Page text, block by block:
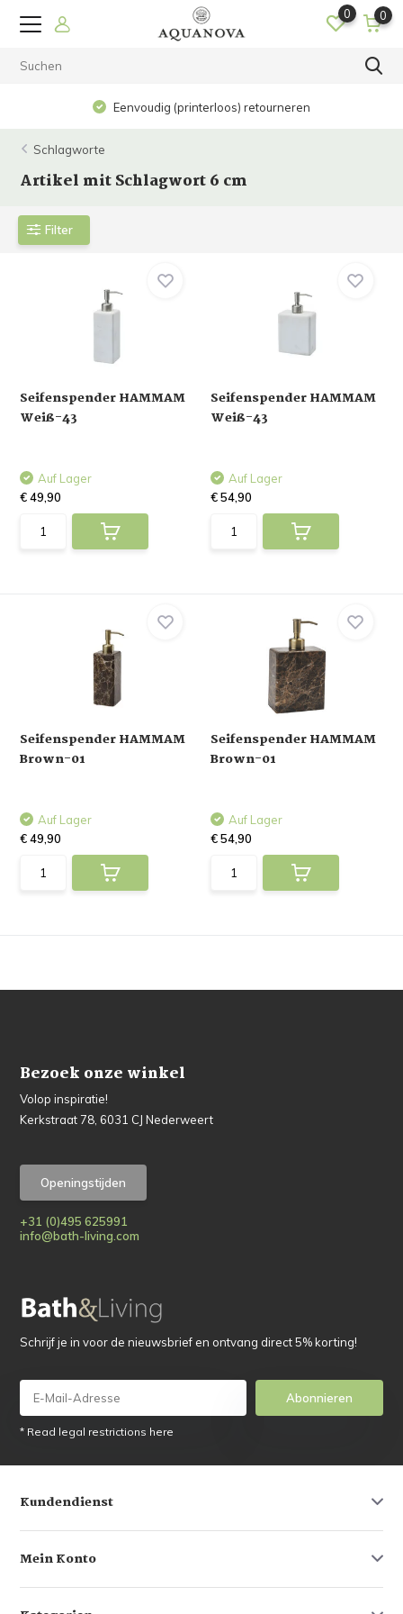
0 0
Eenvoudig (printerloos) retourneren
Schlagworte
Artikel mit Schlagwort 6 cm
Filter
Seifenspender HAMMAM
Weiß-43
Auf Lager
€ 49,90
Seifenspender HAMMAM
Weiß-43
Auf Lager
€ 54,90
Seifenspender HAMMAM
Brown-01
Auf Lager
€ 49,90
Seifenspender HAMMAM
Brown-01
Auf Lager
€ 54,90
Bezoek onze winkel
Volop inspiratie!
Kerkstraat 78, 6031 CJ Nederweert
Openingstijden
+31 (0)495 625991
info@bath-living.com
Schrijf je in voor de nieuwsbrief en ontvang direct 5% korting!
Abonnieren
* Read legal restrictions here
Kundendienst
Mein Konto